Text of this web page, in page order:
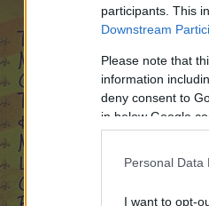
participants. This
Downstream
Please note that
information
deny consent to
in below Google
Personal Data
I want to opt-